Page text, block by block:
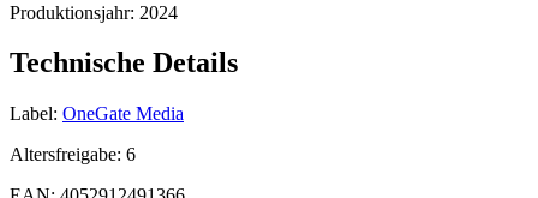
Produktionsjahr: 2024
Technische Details
Label: OneGate Media
Altersfreigabe: 6